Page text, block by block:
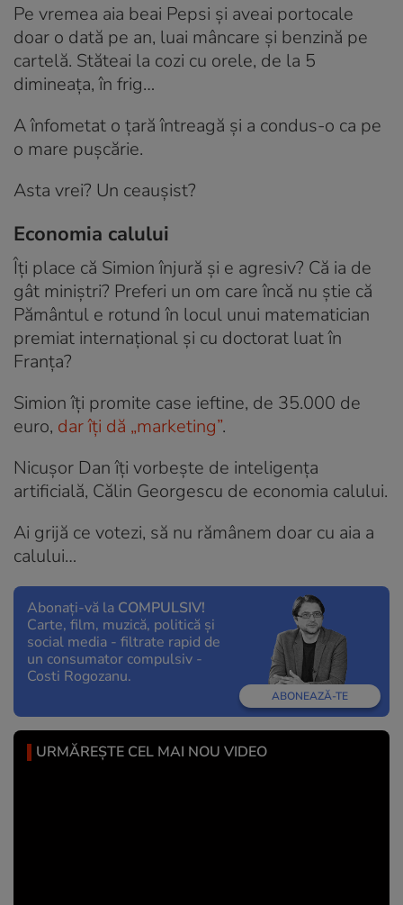
Pe vremea aia beai Pepsi și aveai portocale
doar o dată pe an, luai mâncare și benzină pe
cartelă. Stăteai la cozi cu orele, de la 5
dimineața, în frig…
A înfometat o țară întreagă și a condus-o ca pe
o mare pușcărie.
Asta vrei? Un ceaușist?
Economia calului
Îți place că Simion înjură și e agresiv? Că ia de
gât miniștri? Preferi un om care încă nu știe că
Pământul e rotund în locul unui matematician
premiat internațional și cu doctorat luat în
Franța?
Simion îți promite case ieftine, de 35.000 de
euro, dar îți dă „marketing”.
Nicușor Dan îți vorbește de inteligența
artificială, Călin Georgescu de economia calului.
Ai grijă ce votezi, să nu rămânem doar cu aia a
calului…
Abonați-vă la COMPULSIV!
Carte, film, muzică, politică și
social media - filtrate rapid de
un consumator compulsiv -
Costi Rogozanu.
ABONEAZĂ-TE
URMĂREȘTE CEL MAI NOU VIDEO